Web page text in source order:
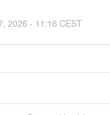
, 2026 - 11:16 CEST